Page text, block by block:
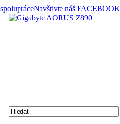
Navštivte náš FACEBOOK